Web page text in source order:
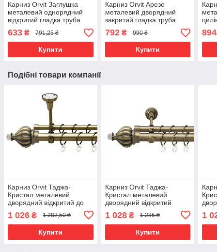
Карниз Orvit Заглушка
металевий однорядний
відкритий гладка труба
кільце металеве Сатин 16
мм 300 см (6091302)
633 ₴ 791,25 ₴
Купити
Карниз Orvit Арезо
металевий дворядний
закритий гладка труба
19\16 мм 160 см (00-
00011928)
792₴ 990 ₴
Купити
см
894
Подібні товари компанії
Карниз Orvit Таджа-
Кристал металевий
дворядний відкритий до
стелі гладка труба кільце
металеве Антик 25\16 мм
160 см (00-00018554)
1 026 ₴ 1 282,50 ₴
Купити
Карниз Orvit Таджа-
Кристал металевий
дворядний відкритий
металеве Антик 25\19 мм
160 см (00-00010262)
1 028₴ 1 285 ₴
Купити
160
1